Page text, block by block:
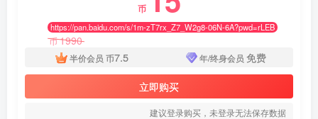
币
https://pan.baidu.com/s/1m-zT7rx_Z7_W2g8-06N-6A?pwd=rLEB
币1990
半价会员 币7.5 年/终身会员 免费
立即购买
建议登录购买，未登录无法保存数据